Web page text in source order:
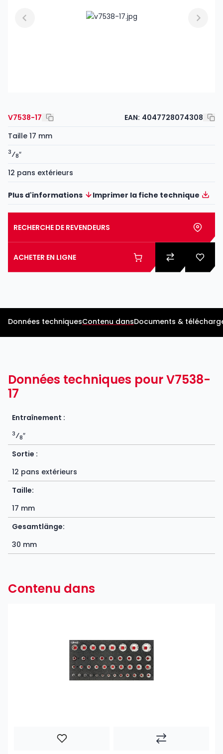
V7538-17 EAN: 4047728074308
Taille 17 mm
3⁄8″
12 pans extérieurs
Plus d'informations Imprimer la fiche technique
RECHERCHE DE REVENDEURS
ACHETER EN LIGNE
Données techniquesContenu dansDocuments &
Données techniques pour V7538-
17
Entraînement :
3⁄8″
Sortie :
12 pans extérieurs
Taille:
17 mm
Gesamtlänge:
30 mm
Contenu dans